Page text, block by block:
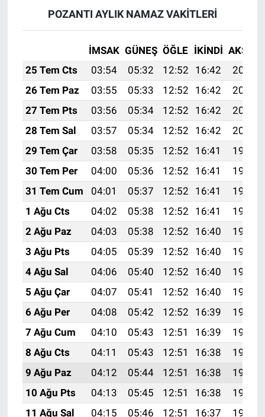
POZANTI AYLIK NAMAZ VAKITLERI
İMSAK GÜNEŞ ÖĞLE İKINDI AKŞAM
25 Tem Cts
03:54 05:32 12:52 16:42
20:02
26 Tem Paz
03:55 05:33 12:52 16:42
20:02
27 Tem Pts
03:56 05:34 12:52 16:42
20:01
28 Tem Sal
03:57 05:34 12:52 16:42
20:00
29 Tem Çar
03:58 05:35 12:52 16:41
19:59
30 Tem Per
04:00 05:36 12:52 16:41
19:58
31 Tem Cum
04:01 05:37 12:52 16:41
19:57
1 Ağu Cts
04:02 05:38 12:52 16:41
19:56
2 Ağu Paz
04:03 05:38 12:52 16:40
19:55
3 Ağu Pts
04:05 05:39 12:52 16:40
19:54
4 Ağu Sal
04:06 05:40 12:52 16:40
19:53
5 Ağu Çar
04:07 05:41 12:52 16:40
19:52
6 Ağu Per
04:08 05:42 12:52 16:39
19:51
7 Ağu Cum
04:10 05:43 12:51 16:39
19:50
8 Ağu Cts
04:11 05:43 12:51 16:38
19:49
9 Ağu Paz
04:12 05:44 12:51 16:38
19:48
10 Ağu Pts
04:13 05:45 12:51 16:38
19:47
11 Ağu Sal
04:15 05:46 12:51 16:37
19:46